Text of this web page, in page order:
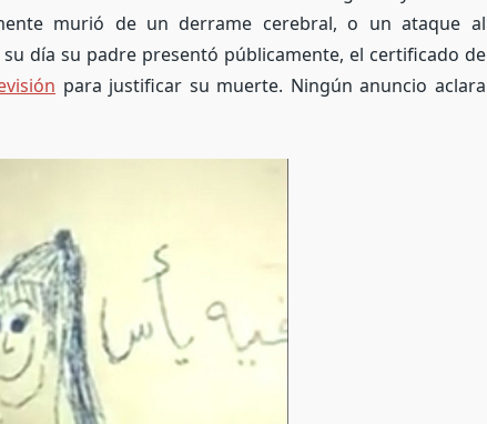
murió de un derrame cerebral, o un ataque al
día su padre presentó públicamente, el certificado de
para justificar su muerte. Ningún anuncio aclara